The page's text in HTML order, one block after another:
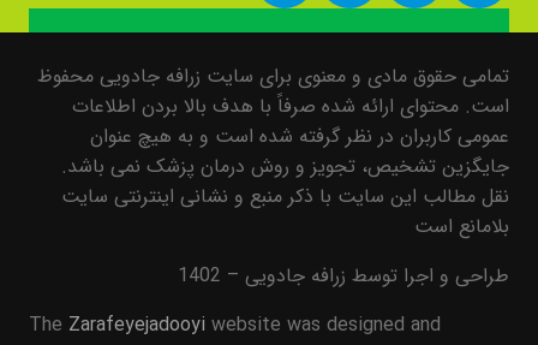
تمامی حقوق مادی و معنوی برای سایت زرافه جادویی محفوظ
است. محتوای ارائه شده صرفاً با هدف بالا بردن اطلاعات
عمومی کاربران در نظر گرفته شده است و به هیچ عنوان
جایگزین تشخیص، تجویز و روش درمان پزشک نمی باشد.
نقل مطالب این سایت با ذکر منبع و نشانی اینترنتی سایت
بلامانع است
طراحی و اجرا توسط زرافه جادویی – 1402
The Zarafeyejadooyi website was designed and